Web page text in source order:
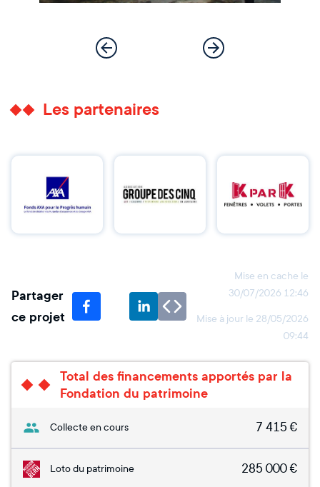
Les partenaires
Partager
ce projet
Mise en cache le
30/07/2026 12:46
Mise à jour le 28/05/2026
09:44
Total des financements apportés par la
Fondation du patrimoine
Collecte en cours 7 415 €
Loto du patrimoine 285 000€